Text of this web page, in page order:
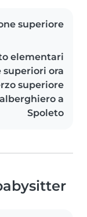
superiore
elementari
superiori ora
superiore
a
Spoleto